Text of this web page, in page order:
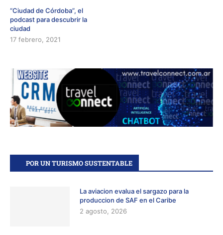
“Ciudad de Córdoba”, el
podcast para descubrir la
ciudad
17 febrero, 2021
POR UN TURISMO SUSTENTABLE
La aviacion evalua el sargazo para la
produccion de SAF en el Caribe
2 agosto, 2026